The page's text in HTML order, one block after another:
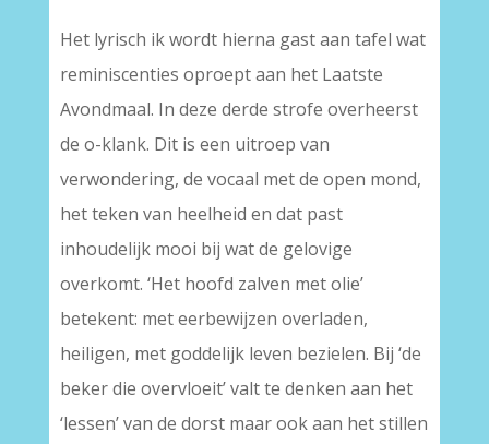
Het lyrisch ik wordt hierna gast aan tafel wat
reminiscenties oproept aan het Laatste
Avondmaal. In deze derde strofe overheerst
de o-klank. Dit is een uitroep van
verwondering, de vocaal met de open mond,
het teken van heelheid en dat past
inhoudelijk mooi bij wat de gelovige
overkomt. ‘Het hoofd zalven met olie’
betekent: met eerbewijzen overladen,
heiligen, met goddelijk leven bezielen. Bij ‘de
beker die overvloeit’ valt te denken aan het
‘lessen’ van de dorst maar ook aan het stillen